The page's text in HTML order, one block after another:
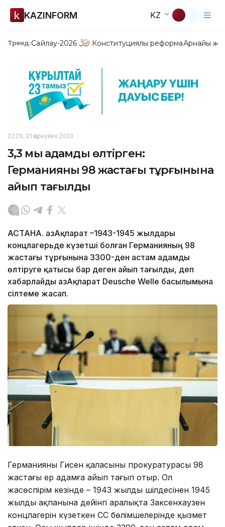
KAZINFORM KZ
Тренд:Сайлау-2026 Конституциялық реформаАрнайы
22:29, 01 Қыркүйек 2023
3,3 мың адамды өлтірген:
Германияның 98 жастағы тұрғынына
айып тағылды
АСТАНА. ҚазАқпарат –1943-1945 жылдары
концлагерьде күзетші болған Германияның 98
жастағы тұрғынына 3300-ден астам адамды
өлтіруге қатысы бар деген айып тағылды, деп
хабарлайды ҚазАқпарат Deusche Welle басылымына
сілтеме жасап.
Германияның Гисен қаласының прокуратурасы 98
жастағы ер адамға айып тағып отыр. Ол
жасөспірім кезінде – 1943 жылдың шілдесінен 1945
жылдың ақпанына дейінгі аралықта Заксенхаузен
концлагерін күзеткен СС бөлімшелерінде қызмет